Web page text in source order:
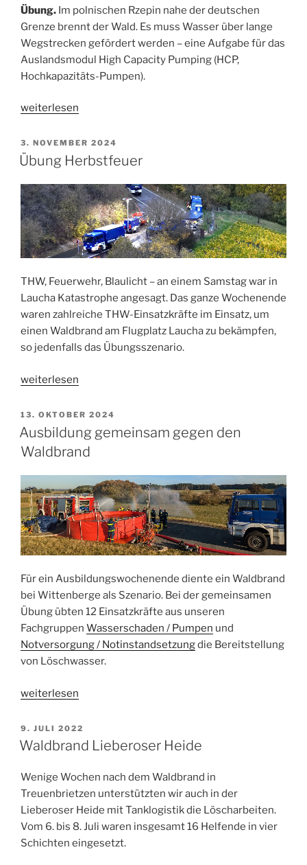
Übung. Im polnischen Rzepin nahe der deutschen
Grenze brennt der Wald. Es muss Wasser über lange
Wegstrecken gefördert werden – eine Aufgabe für das
Auslandsmodul High Capacity Pumping (HCP,
Hochkapazitäts-Pumpen).
„HCP
Waldbrand-
Bekämpfung
Polen“
weiterlesen
VERÖFFENTLICHT
AM
3. NOVEMBER 2024
Übung Herbstfeuer
THW, Feuerwehr, Blaulicht – an einem Samstag war in
Laucha Katastrophe angesagt. Das ganze Wochenende
waren zahlreiche THW-Einsatzkräfte im Einsatz, um
einen Waldbrand am Flugplatz Laucha zu bekämpfen,
so jedenfalls das Übungsszenario.
„Übung
weiterlesen
VERÖFFENTLICHT
AM
13. OKTOBER 2024
Ausbildung gemeinsam gegen den
Waldbrand
Für ein Ausbildungswochenende diente ein Waldbrand
bei Wittenberge als Szenario. Bei der gemeinsamen
Übung übten 12 Einsatzkräfte aus unseren
Fachgruppen Wasserschaden / Pumpen und
Notversorgung / Notinstandsetzungdie Bereitstellung
von Löschwasser.
„Ausbildung
gegen
den
weiterlesen
VERÖFFENTLICHT
AM
9. JULI 2022
Waldbrand Lieberoser Heide
Wenige Wochen nach dem Waldbrand in
Treuenbrietzen unterstützten wir auch in der
Lieberoser Heide mit Tanklogistik die Löscharbeiten.
Vom 6. bis 8. Juli waren insgesamt 16 Helfende in vier
Schichten eingesetzt.